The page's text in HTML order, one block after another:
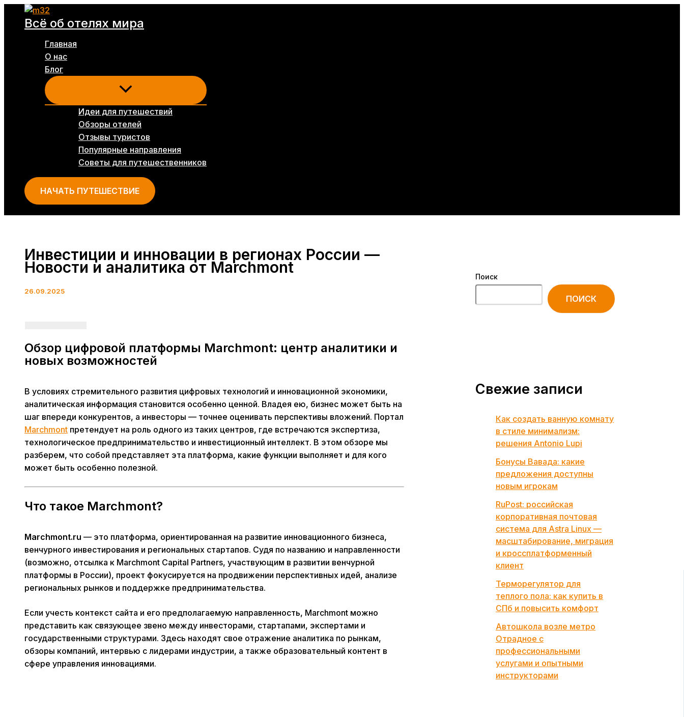
Перейти
Всё об отелях мира
Главная
О нас
Блог
Идеи для путешествий
Обзоры отелей
Отзывы туристов
Популярные направления
Советы для путешественников
НАЧАТЬ ПУТЕШЕСТВИЕ
Инвестиции и инновации в регионах России —
Новости и аналитика от Marchmont
26.09.2025
Обзор цифровой платформы Marchmont: центр аналитики и
новых возможностей
В условиях стремительного развития цифровых технологий и инновационной экономики,
аналитическая информация становится особенно ценной. Владея ею, бизнес может быть на
шаг впереди конкурентов, а инвесторы — точнее оценивать перспективы вложений. Портал
Marchmont претендует на роль одного из таких центров, где встречаются экспертиза,
технологическое предпринимательство и инвестиционный интеллект. В этом обзоре мы
разберем, что собой представляет эта платформа, какие функции выполняет и для кого
может быть особенно полезной.
Что такое Marchmont?
Marchmont.ru — это платформа, ориентированная на развитие инновационного бизнеса,
венчурного инвестирования и региональных стартапов. Судя по названию и направленности
(возможно, отсылка к Marchmont Capital Partners, участвующим в развитии венчурной
платформы в России), проект фокусируется на продвижении перспективных идей, анализе
региональных рынков и поддержке предпринимательства.
Если учесть контекст сайта и его предполагаемую направленность, Marchmont можно
представить как связующее звено между инвесторами, стартапами, экспертами и
государственными структурами. Здесь находят свое отражение аналитика по рынкам,
обзоры компаний, интервью с лидерами индустрии, а также образовательный контент в
сфере управления инновациями.
Поиск
ПОИСК
Свежие записи
Как создать ванную комнату
в стиле минимализм:
решения Antonio Lupi
Бонусы Вавада: какие
предложения доступны
новым игрокам
RuPost: российская
корпоративная почтовая
система для Astra Linux —
масштабирование, миграция
и кроссплатформенный
клиент
Терморегулятор для
теплого пола: как купить в
СПб и повысить комфорт
Автошкола возле метро
Отрадное с
профессиональными
услугами и опытными
инструкторами